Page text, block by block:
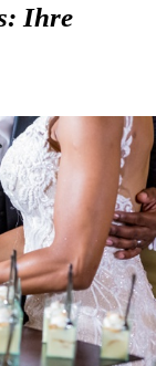
Ihre